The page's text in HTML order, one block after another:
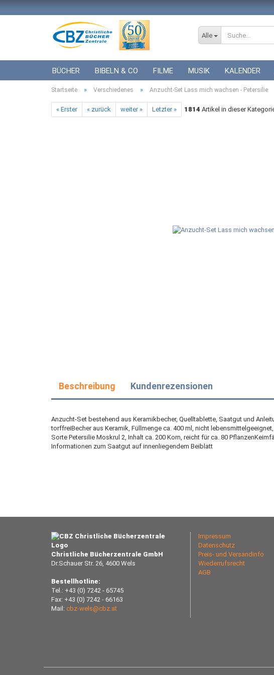
Alle
BÜCHER BIBELN & CO FILME MUSIK KALENDER
ICF BÜCHER VERSCHIEDENES GESCHENKE ZUR HOCHZEIT
Startseite » Verschiedenes » Anzucht-Set Lass mich wachsen - Petersilie
« Erster « zurück weiter » Letzter » 1814 Artikel in dieser
Beschreibung Kundenrezensionen
Anzucht-Set bestehend aus Keramikbecher, Quelltablette, Saatgut und
torffreiBecher aus Keramik, Füllmenge ca. 400 ml, nicht
Sorte Petersilie Moskrul 2, Inhalt ca. 200 Korn, reicht für ca. 80
Informationen zum Saatgut auf innenliegendem Beiblatt
Christliche Bücherzentrale GmbH
Dr.Schauer Str. 26, 4600 Wels
Bestellhotline:
Tel.: +43 (0) 7242 - 65745
Fax: +43 (0) 7242 - 66163
Mail: cbz-wels@cbz.at
Impressum
Datenschutz
Preis- und Versandinfo
Wiederrufsrecht
AGB